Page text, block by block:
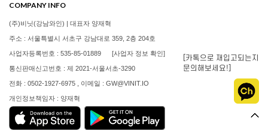
COMPANY INFO
(주)비닛(강남와인) | 대표자 양재혁
주소 : 서울특별시 서초구 강남대로 359, 2층 204호
사업자등록번호 : 535-85-01889 [사업자 정보 확인]
통신판매신고번호 : 제 2021-서울서초-3290
전화 : 0502-1927-6975 , 이메일 : GW@VINIT.IO
개인정보책임자 : 양재혁
[카톡으로 재입고되는지
문의해보세요!]